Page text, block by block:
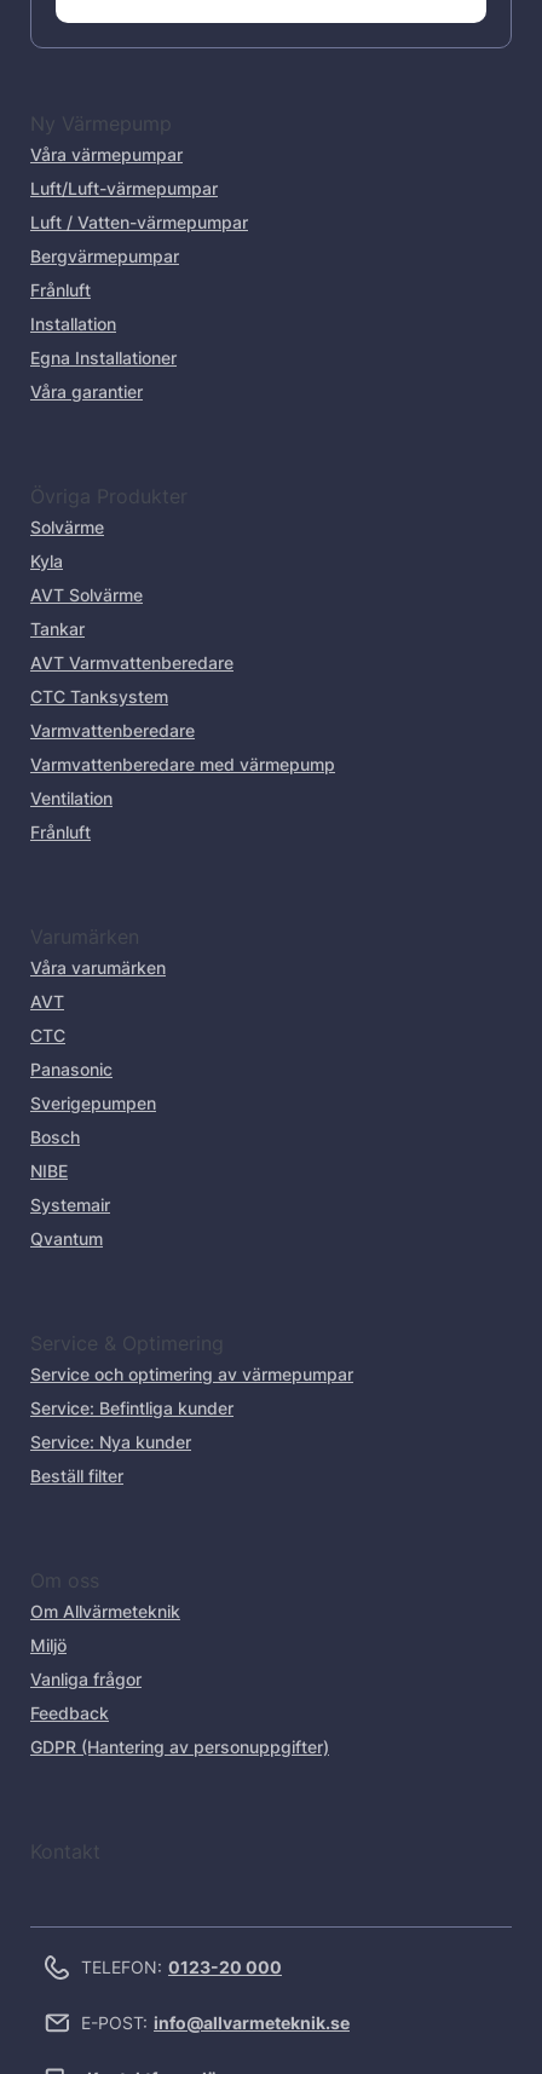
Ny Värmepump
Våra värmepumpar
Luft/Luft-värmepumpar
Luft / Vatten-värmepumpar
Bergvärmepumpar
Frånluft
Installation
Egna Installationer
Våra garantier
Övriga Produkter
Solvärme
Kyla
AVT Solvärme
Tankar
AVT Varmvattenberedare
CTC Tanksystem
Varmvattenberedare
Varmvattenberedare med värmepump
Ventilation
Frånluft
Varumärken
Våra varumärken
AVT
CTC
Panasonic
Sverigepumpen
Bosch
NIBE
Systemair
Qvantum
Service & Optimering
Service och optimering av värmepumpar
Service: Befintliga kunder
Service: Nya kunder
Beställ filter
Om oss
Om Allvärmeteknik
Miljö
Vanliga frågor
Feedback
GDPR (Hantering av personuppgifter)
Kontakt
TELEFON: 0123-20 000
E-POST: info@allvarmeteknik.se